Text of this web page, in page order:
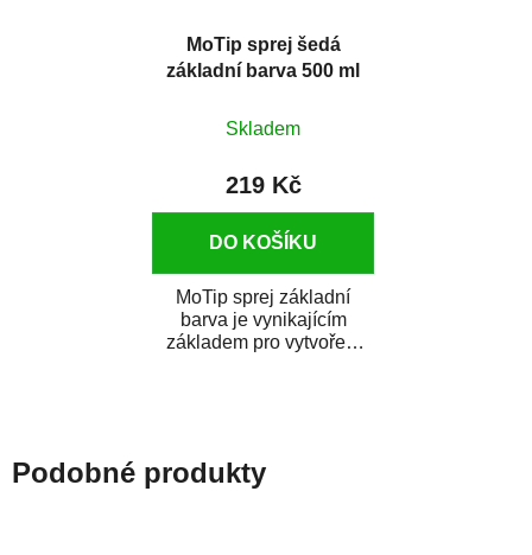
MoTip sprej šedá
základní barva 500 ml
Skladem
219 Kč
DO KOŠÍKU
MoTip sprej základní
barva je vynikajícím
základem pro vytvoření
Podobné produkty